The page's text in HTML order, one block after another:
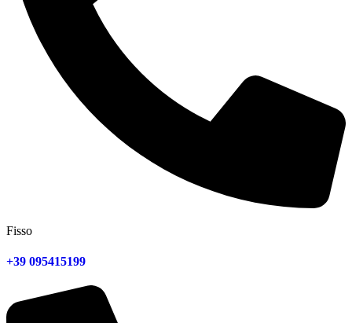
Fisso
+39 095415199